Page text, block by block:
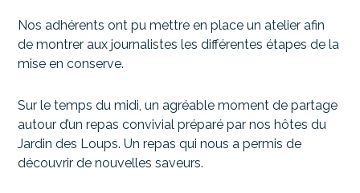
Nos adhérents ont pu mettre en place un atelier afin
de montrer aux journalistes les différentes étapes de la
mise en conserve.
Sur le temps du midi, un agréable moment de partage
autour d’un repas convivial préparé par nos hôtes du
Jardin des Loups. Un repas qui nous a permis de
découvrir de nouvelles saveurs.